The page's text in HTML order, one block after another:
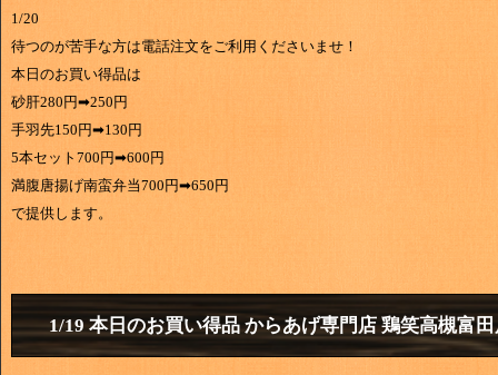
1/20
待つのが苦手な方は電話注文をご利用くださいませ！
本日のお買い得品は
砂肝280円➡250円
手羽先150円➡130円
5本セット700円➡600円
満腹唐揚げ南蛮弁当700円➡650円
で提供します。
1/19 本日のお買い得品 からあげ専門店 鶏笑高槻富